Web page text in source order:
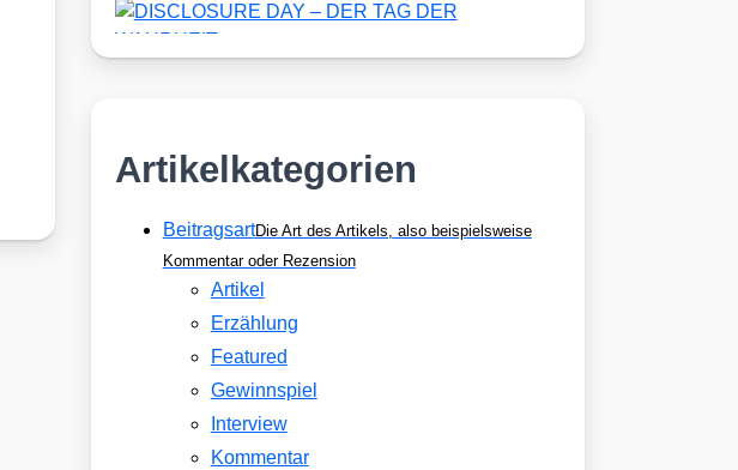
Artikelkategorien
BeitragsartDie Art des Artikels, also beispielsweise
Kommentar oder Rezension
Artikel
Erzählung
Featured
Gewinnspiel
Interview
Kommentar